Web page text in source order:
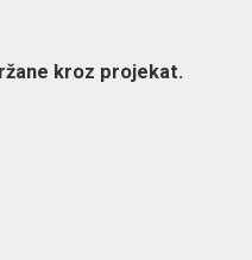
kroz projekat.